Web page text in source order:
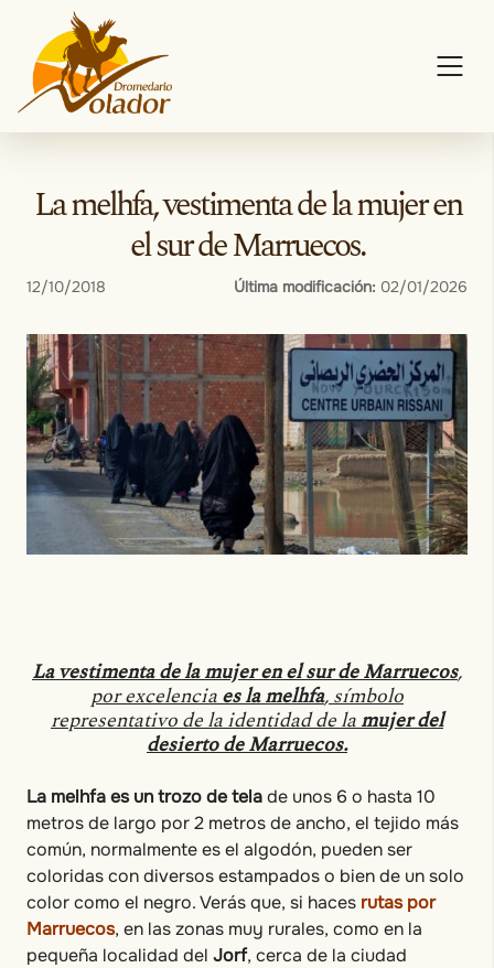
content
La melhfa, vestimenta de la mujer en
el sur de Marruecos.
12/10/2018 Última modificación: 02/01/2026
La vestimenta de la mujer en el sur de Marruecos,
por excelenciaes la melhfa, símbolo
representativo de la identidad de lamujer del
desierto de Marruecos.
La melhfa es un trozo de telade unos 6 o hasta 10
metros de largo por 2 metros de ancho, el tejido más
común, normalmente es el algodón, pueden ser
coloridas con diversos estampados o bien de un solo
color como el negro. Verás que, si haces rutas por
Marruecos, en las zonas muy rurales, como en la
pequeña localidad del Jorf, cerca de la ciudad